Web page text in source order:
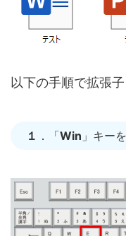
以下の手順で拡張
１ ．「Win 」キー